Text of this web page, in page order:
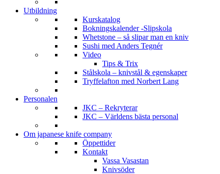
Utbildning
Kurskatalog
Bokningskalender -Slipskola
Whetstone – så slipar man en kniv
Sushi med Anders Tegnér
Video
Tips & Trix
Stålskola – knivstål & egenskaper
Tryffelafton med Norbert Lang
Personalen
JKC – Rekryterar
JKC – Världens bästa personal
Om japanese knife company
Öppettider
Kontakt
Vassa Vasastan
Knivsöder